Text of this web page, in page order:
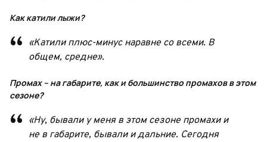
Как катили лыжи?
«Катили плюс-минус наравне со всеми. В
общем, средне».
Промах – на габарите, как и большинство промахов в этом
сезоне?
«Ну, бывали у меня в этом сезоне промахи и
не в габарите, бывали и дальние. Сегодня